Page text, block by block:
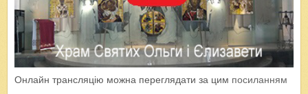
Онлайн трансляцію можна переглядати за цим посиланням